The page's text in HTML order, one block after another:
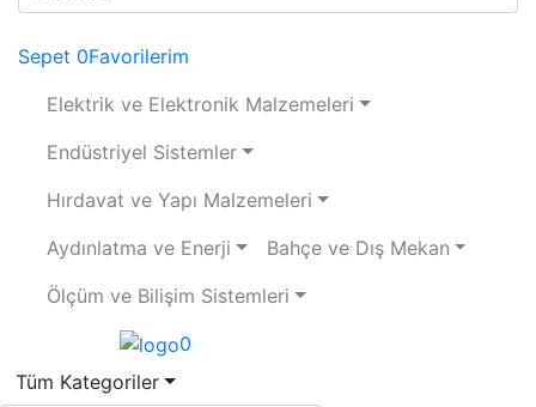
Sepet 0Favorilerim
Elektrik ve Elektronik Malzemeleri
Endüstriyel Sistemler
Hırdavat ve Yapı Malzemeleri
Aydınlatma ve Enerji
Bahçe ve Dış Mekan
Ölçüm ve Bilişim Sistemleri
0
Tüm Kategoriler